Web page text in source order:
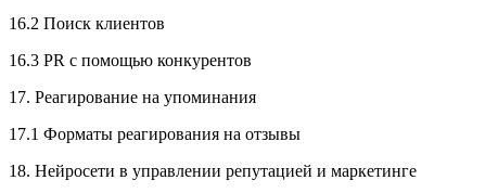
16.2 Поиск клиентов
16.3 PR с помощью конкурентов
17. Реагирование на упоминания
17.1 Форматы реагирования на отзывы
18. Нейросети в управлении репутацией и маркетинге